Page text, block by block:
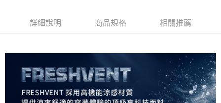
每筆NT$60，滿NT$990(含以上)免運費
詳細說明 商品規格 相關推薦